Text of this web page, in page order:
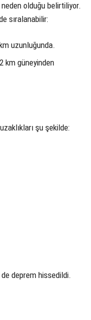
olduğu belirtiliyor.
sıralanabilir:
uzunluğunda.
km güneyinden
şu şekilde:
de deprem hissedildi.